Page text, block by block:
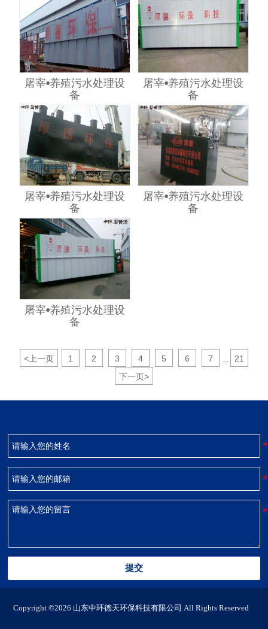
屠宰•养殖污水处理设
备
屠宰•养殖污水处理设
备
屠宰•养殖污水处理设
备
屠宰•养殖污水处理设
备
屠宰•养殖污水处理设
备
<上一页 1 2 3 4 5 6 7 ...
21
下一页>
提交
Copyright ©2026 山东中环德天环保科技有限公司 All Rights Reserved